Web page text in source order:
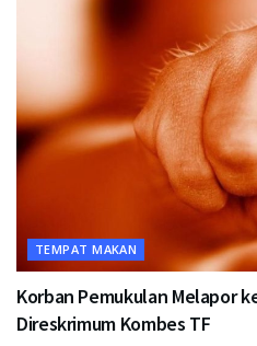
TEMPAT MAKAN
Korban Pemukulan Melapor
Direskrimum Kombes TF